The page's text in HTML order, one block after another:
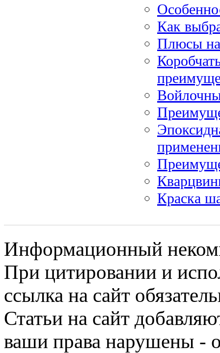
Как
Плюсы
Краска
Информационный
При цитировании и
ссылка на сайт
Статьи на сайт
ваши права нарушены -